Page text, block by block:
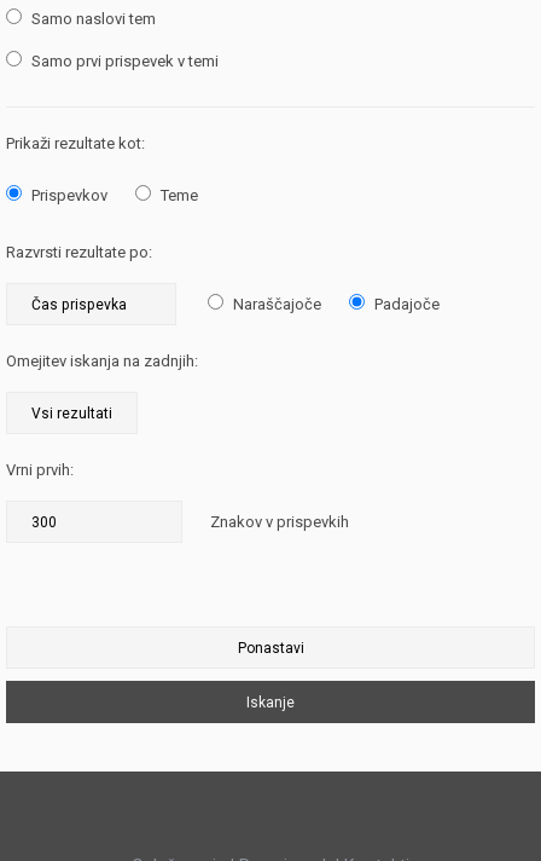
Samo naslovi tem
Samo prvi prispevek v temi
Prikaži rezultate kot:
Prispevkov Teme
Razvrsti rezultate po:
Naraščajoče Padajoče
Omejitev iskanja na zadnjih:
Vrni prvih:
Znakov v prispevkih